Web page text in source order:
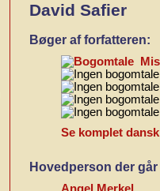
David Safier
Bøger af forfatteren:
Se komplet
Hovedperson der